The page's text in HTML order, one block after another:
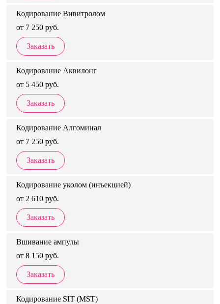
Кодирование Вивитролом
от 7 250 руб.
Заказать
Кодирование Аквилонг
от 5 450 руб.
Заказать
Кодирование Алгоминал
от 7 250 руб.
Заказать
Кодирование уколом (инъекцией)
от 2 610 руб.
Заказать
Вшивание ампулы
от 8 150 руб.
Заказать
Кодирование SIT (MST)